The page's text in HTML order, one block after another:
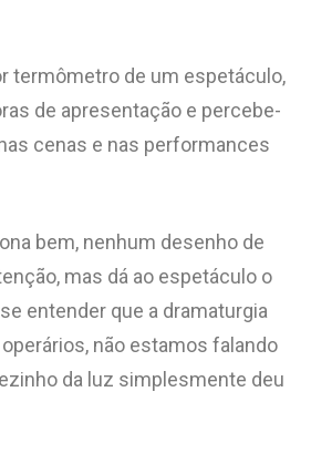
termômetro de um espetáculo,
de apresentação e percebe-
cenas e nas performances
bem, nenhum desenho de
mas dá ao espetáculo o
entender que a dramaturgia
não estamos falando
da luz simplesmente deu